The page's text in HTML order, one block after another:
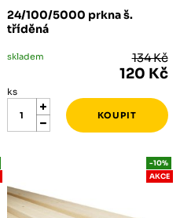
24/100/5000 prkna š.
tříděná
skladem 134 Kč
120 Kč
ks
-10%
AKCE